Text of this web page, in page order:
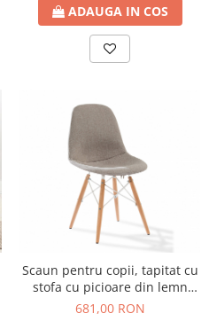
ADAUGA IN COS
Scaun pentru copii, tapitat cu
stofa cu picioare din lemn
Quatro Chair Beige
681,00 RON